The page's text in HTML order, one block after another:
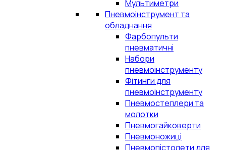
Мультиметри
Пневмоінструмент та
обладнання
Фарбопульти
пневматичні
Набори
пневмоінструменту
Фітинги для
пневмоінструменту
Пневмостеплери та
молотки
Пневмогайковерти
Пневмоножиці
Пневмопістолети для